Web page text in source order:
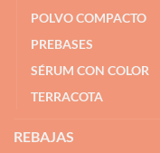
POLVO COMPACTO
PREBASES
SÉRUM CON COLOR
TERRACOTA
REBAJAS